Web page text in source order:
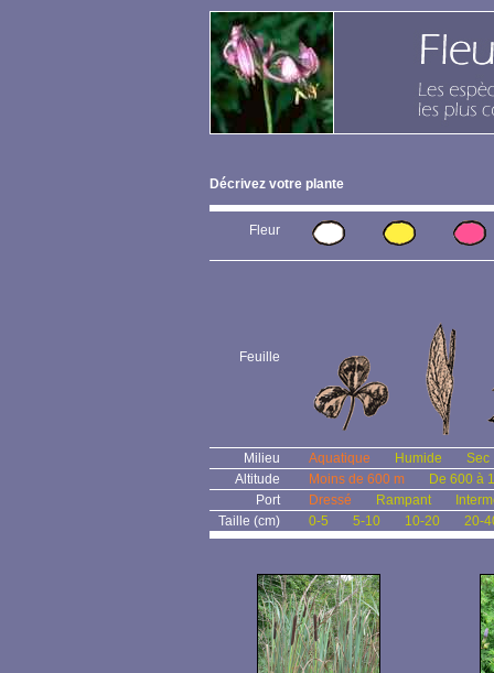
Décrivez votre plante
Fleur
Feuille
Milieu Aquatique Humide
Sec
Altitude
Moins de 600 m
De 600 à
Port
Dressé Rampant
Taille (cm)
0-5 5-10 10-20 20-